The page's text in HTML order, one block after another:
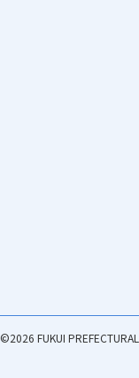
©2026 FUKUI PREFECTURAL